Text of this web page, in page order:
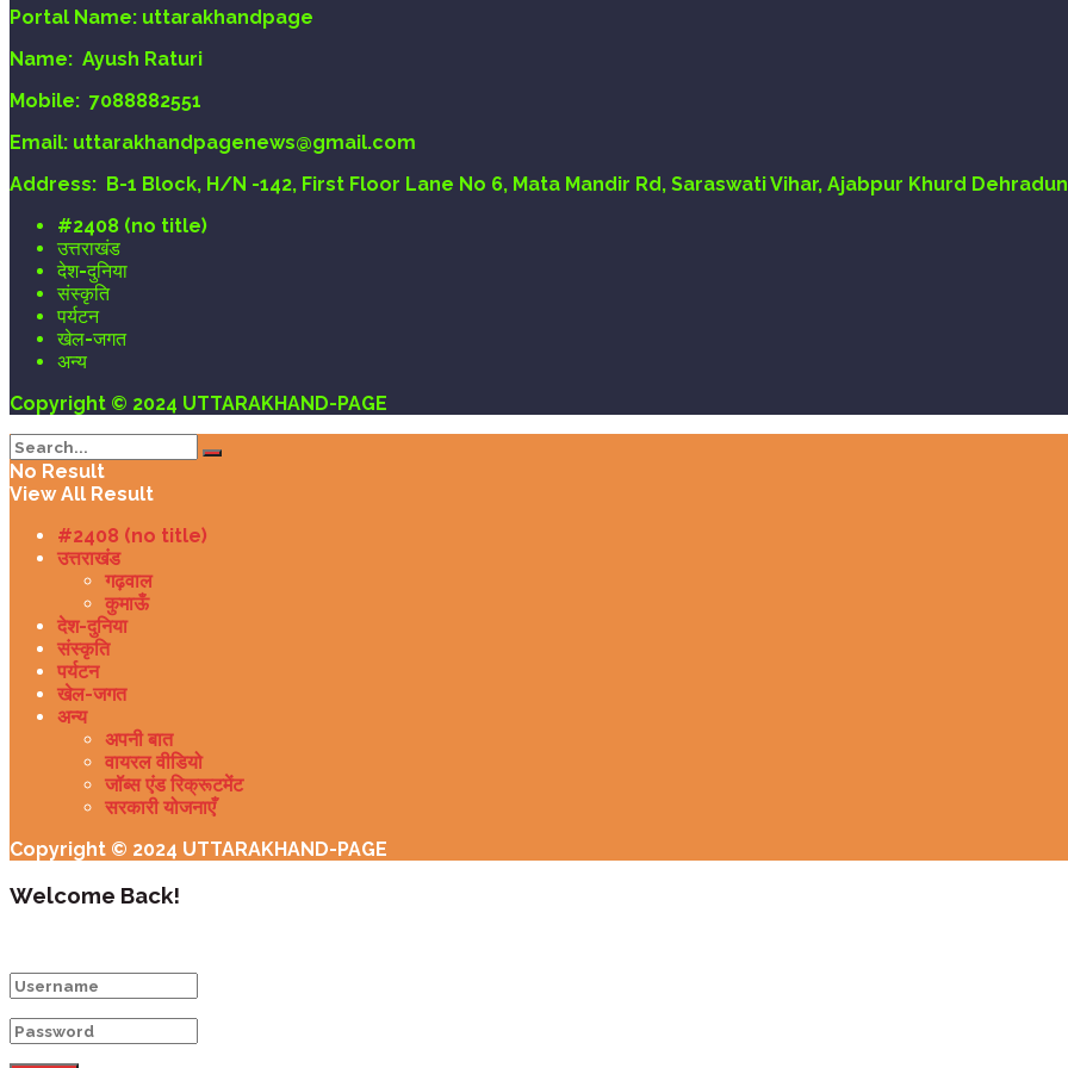
Portal Name: uttarakhandpage
Name: Ayush Raturi
Mobile: 7088882551
Email: uttarakhandpagenews@gmail.com
Address: B-1 Block, H/N -142, First Floor Lane No 6, Mata Mandir Rd, Saraswati Vihar, Ajabpur Khurd
#2408 (no title)
उत्तराखंड
देश-दुनिया
संस्कृति
पर्यटन
खेल-जगत
अन्य
Copyright © 2024 UTTARAKHAND-PAGE
No Result
View All Result
#2408 (no title)
उत्तराखंड
गढ़वाल
कुमाऊँ
देश-दुनिया
संस्कृति
पर्यटन
खेल-जगत
अन्य
अपनी बात
वायरल वीडियो
जॉब्स एंड रिक्रूटमेंट
सरकारी योजनाएँ
Copyright © 2024 UTTARAKHAND-PAGE
Welcome Back!